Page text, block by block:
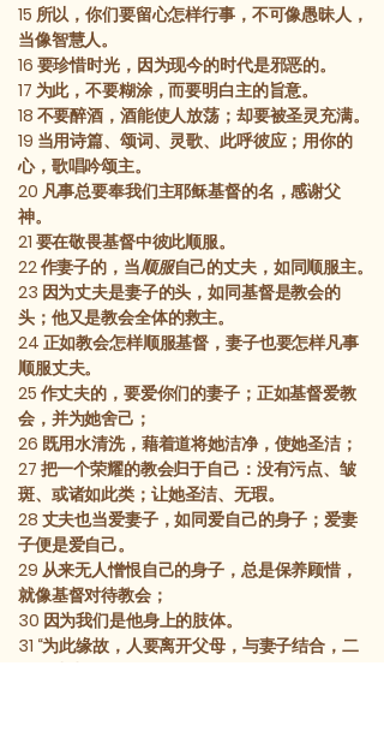
15 所以，你们要留心怎样行事，不可像愚昧人，
当像智慧人。
16 要珍惜时光，因为现今的时代是邪恶的。
17 为此，不要糊涂，而要明白主的旨意。
18 不要醉酒，酒能使人放荡；却要被圣灵充满。
19 当用诗篇、颂词、灵歌、此呼彼应；用你的
心，歌唱吟颂主。
20 凡事总要奉我们主耶稣基督的名，感谢父
神。
21 要在敬畏基督中彼此顺服。
22作妻子的，当顺服自己的丈夫，如同顺服主。
23 因为丈夫是妻子的头，如同基督是教会的
头；他又是教会全体的救主。
24 正如教会怎样顺服基督，妻子也要怎样凡事
顺服丈夫。
25 作丈夫的，要爱你们的妻子；正如基督爱教
会，并为她舍己；
26 既用水清洗，藉着道将她洁净，使她圣洁；
27 把一个荣耀的教会归于自己：没有污点、皱
斑、或诸如此类；让她圣洁、无瑕。
28 丈夫也当爱妻子，如同爱自己的身子；爱妻
子便是爱自己。
29 从来无人憎恨自己的身子，总是保养顾惜，
就像基督对待教会；
30 因为我们是他身上的肢体。
31 “为此缘故，人要离开父母，与妻子结合，二